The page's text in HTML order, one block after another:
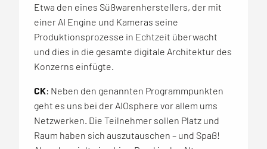
Etwa den eines Süßwarenherstellers, der mit
einer AI Engine und Kameras seine
Produktionsprozesse in Echtzeit überwacht
und dies in die gesamte digitale Architektur des
Konzerns einfügte.
CK: Neben den genannten Programmpunkten
geht es uns bei der AIOsphere vor allem ums
Netzwerken. Die Teilnehmer sollen Platz und
Raum haben sich auszutauschen – und Spaß!